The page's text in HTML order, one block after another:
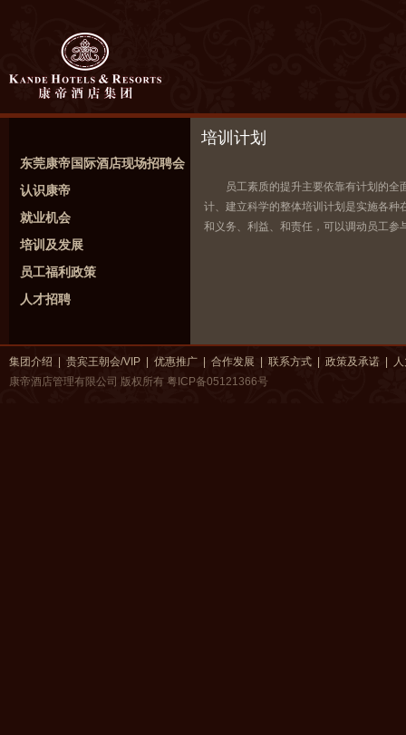
东莞康帝国际酒店现场招聘会
认识康帝
就业机会
培训及发展
员工福利政策
人才招聘
培训计划
员工素质的提升主要依靠有计划的
计、建立科学的整体培训计划是实施各
和义务、利益、和责任，可以调动员工参
集团介绍 贵宾王朝会/VIP 优惠推广 合作发展 联系方式 政策及承诺
康帝酒店管理有限公司 版权所有 粤ICP备05121366号